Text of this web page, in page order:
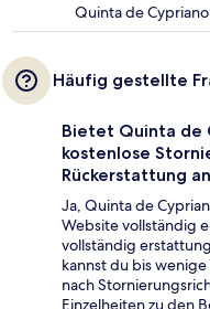
Quinta de
Häufig gestellte
Bietet Quinta de
kostenlose
Rückerstattung
Ja, Quinta de
Website vollständig
vollständig
kannst du bis
nach
Einzelheiten zu den